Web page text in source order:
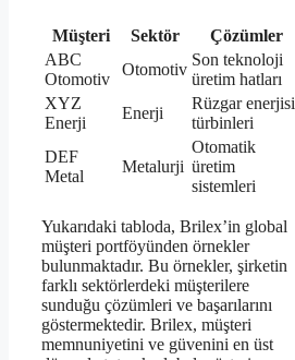
Müşteri Sektör
Çözümler
ABC
Otomotiv
Otomotiv
Son teknoloji
üretim hatları
XYZ
Enerji
Enerji
Rüzgar enerjisi
türbinleri
DEF
Metal
Metalurji
Otomatik
üretim
sistemleri
Yukarıdaki tabloda, Brilex’in global
müşteri portföyünden örnekler
bulunmaktadır. Bu örnekler, şirketin
farklı sektörlerdeki müşterilere
sunduğu çözümleri ve başarılarını
göstermektedir. Brilex, müşteri
memnuniyetini ve güvenini en üst